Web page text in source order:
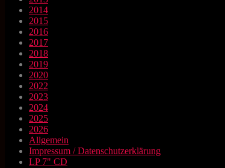
2014
2015
2016
2017
2018
2019
2020
2022
2023
2024
2025
2026
Allgemein
Impressum / Datenschutzerklärung
LP 7" CD